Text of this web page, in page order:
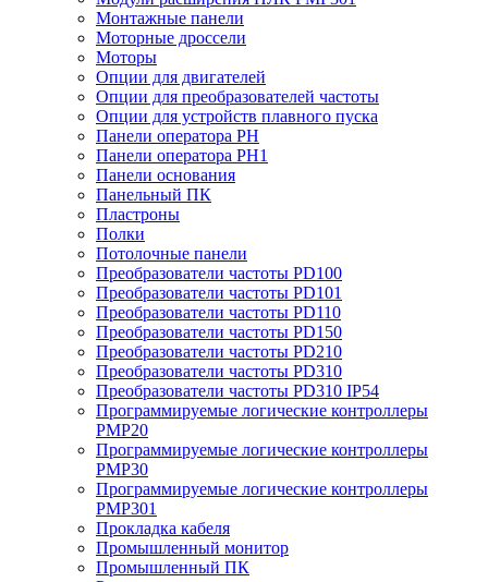
Монтажные панели
Моторные дроссели
Моторы
Опции для двигателей
Опции для преобразователей частоты
Опции для устройств плавного пуска
Панели оператора PH
Панели оператора PH1
Панели основания
Панельный ПК
Пластроны
Полки
Потолочные панели
Преобразователи частоты PD100
Преобразователи частоты PD101
Преобразователи частоты PD110
Преобразователи частоты PD150
Преобразователи частоты PD210
Преобразователи частоты PD310
Преобразователи частоты PD310 IP54
Программируемые логические контроллеры
PMP20
Программируемые логические контроллеры
PMP30
Программируемые логические контроллеры
PMP301
Прокладка кабеля
Промышленный монитор
Промышленный ПК